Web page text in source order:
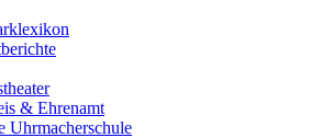
& Ehrenamt
Uhrmacherschule